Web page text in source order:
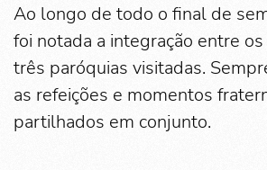
Ao longo de todo o final de
foi notada a integração entre
três paróquias visitadas.
as refeições e momentos
partilhados em conjunto.